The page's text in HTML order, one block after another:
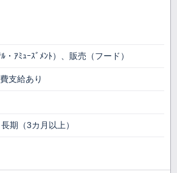
・ｱﾐｭｰｽﾞﾒﾝﾄ）、販売（フード）
支給あり
期（3カ月以上）